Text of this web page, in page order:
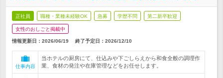
正社員 職種・業種未経験OK 急募 学歴不問 第二新卒歓迎
女性のおしごと掲載中
情報更新日：2026/06/19 終了予定日： 2026/12/10
仕事内容
当ホテルの厨房にて、仕込みや下ごしらえから和食全般の調理作
業、食材の発注や在庫管理などをお任せします。